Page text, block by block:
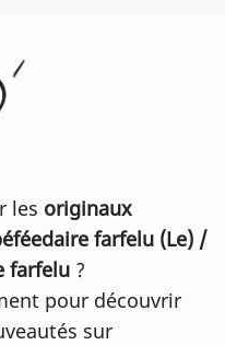
les originaux
farfelu (Le) /
farfelu ?
pour découvrir
sur